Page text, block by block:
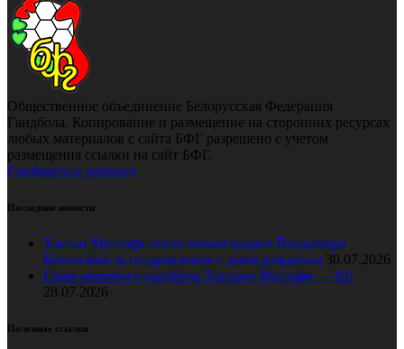
Общественное объединение Белорусская Федерация
Гандбола. Копирование и размещение на сторонних ресурсах
любых материалов с сайта БФГ разрешено с учетом
размещения ссылки на сайт БФГ.
Сообщить о допинге
Последние новости
Хассан Мустафа тепло поблагодарил Владимира
Коноплёва за поздравление с днем рождения 30.07.2026
Главе мирового гандбола Хассану Мустафе — 82!
28.07.2026
Полезные ссылки